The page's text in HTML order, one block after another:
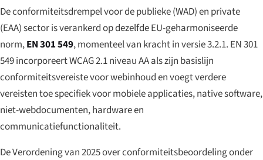
De conformiteitsdrempel voor de publieke (WAD) en private
(EAA) sector is verankerd op dezelfde EU-geharmoniseerde
norm,EN 301 549, momenteel van kracht in versie 3.2.1. EN 301
549 incorporeert WCAG 2.1 niveau AA als zijn basislijn
conformiteitsvereiste voor webinhoud en voegt verdere
vereisten toe specifiek voor mobiele applicaties, native software,
niet-webdocumenten, hardware en
communicatiefunctionaliteit.
De Verordening van 2025 over conformiteitsbeoordeling onder